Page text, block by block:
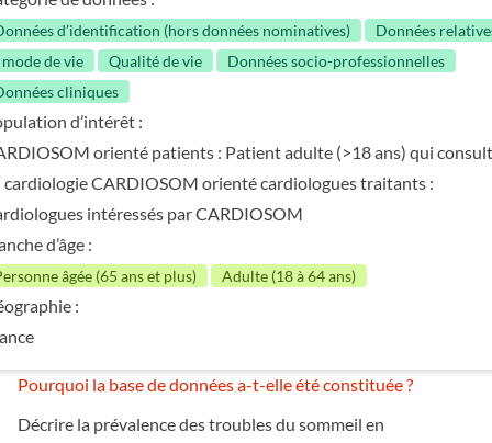
d’identification (hors données nominatives)
Données
de vie
Qualité de vie
Données socio-professionnelles
cliniques
d’intérêt :
orienté patients : Patient adulte (>18 ans) qui
cardiologie CARDIOSOM orienté cardiologues traitants :
intéressés par CARDIOSOM
d’âge :
âgée (65 ans et plus) Adulte (18 à 64 ans)
:
Pourquoi la base de données a-t-elle été constituée ?
Décrire la prévalence des troubles du sommeil en